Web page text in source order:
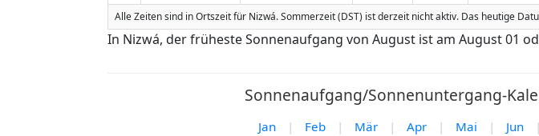
Alle Zeiten sind in Ortszeit für Nizwá. Sommerzeit (DST) ist derzeit nicht aktiv. Das heutige
In Nizwá, der früheste Sonnenaufgang von August ist am August 01
Sonnenaufgang/Sonnenuntergang-
Jan | Feb | Mär | Apr | Mai | Jun |